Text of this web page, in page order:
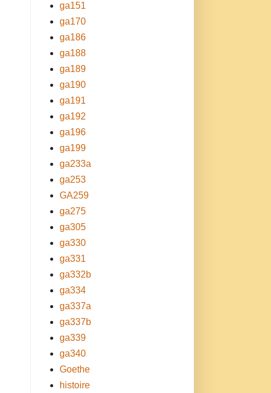
ga151
ga170
ga186
ga188
ga189
ga190
ga191
ga192
ga196
ga199
ga233a
ga253
GA259
ga275
ga305
ga330
ga331
ga332b
ga334
ga337a
ga337b
ga339
ga340
Goethe
histoire